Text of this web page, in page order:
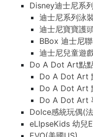
Disney迪士尼系列
迪士尼系列泳
迪士尼寶寶護
BBox 迪士尼
迪士尼兒童遊
Do A Dot Art點
Do A Dot Art
Do A Dot Art
Do A Dot Art
Dolce感統玩偶(
eLIpseKids 幼兒